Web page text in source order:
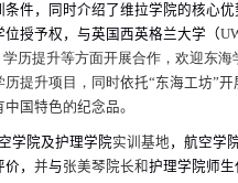
件，同时介绍了维拉学院的核心优
位授予权，与英国西英格兰大学（
历提升等方面开展合作，欢迎东
历提升项目，同时依托“东海工坊”开
中国特色的纪念品。
学院及护理学院实训基地 ，航空学
， 并与张美琴院长和护理学院师